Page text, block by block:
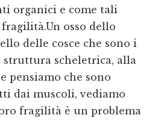
organici e come tali
osso dello
delle cosce che sono i
scheletrica, alla
pensiamo che sono
dai muscoli, vediamo
fragilità è un problema